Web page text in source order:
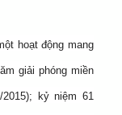
hoạt động mang
giải phóng miền
2015); kỷ niệm 61